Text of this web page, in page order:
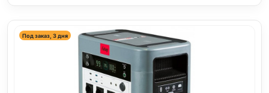
Под заказ, 3 дня